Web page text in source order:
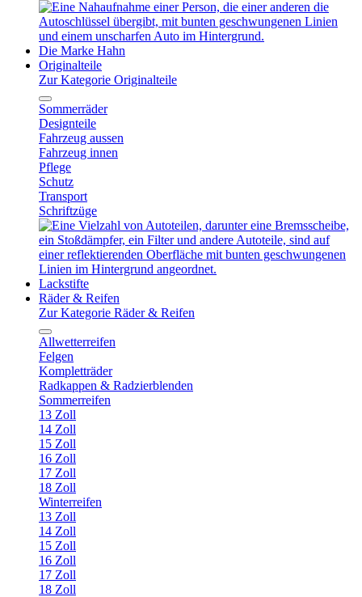
Die Marke Hahn
Originalteile
Zur Kategorie Originalteile
Sommerräder
Designteile
Fahrzeug aussen
Fahrzeug innen
Pflege
Schutz
Transport
Schriftzüge
Lackstifte
Räder & Reifen
Zur Kategorie Räder & Reifen
Allwetterreifen
Felgen
Kompletträder
Radkappen & Radzierblenden
Sommerreifen
13 Zoll
14 Zoll
15 Zoll
16 Zoll
17 Zoll
18 Zoll
Winterreifen
13 Zoll
14 Zoll
15 Zoll
16 Zoll
17 Zoll
18 Zoll